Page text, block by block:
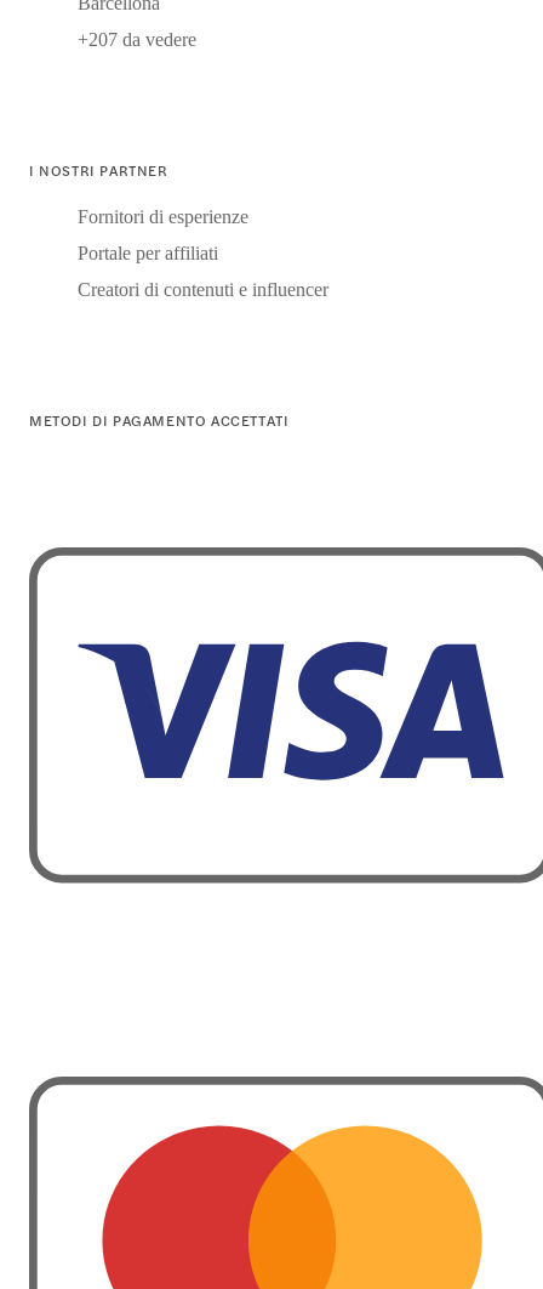
+207 da vedere
I NOSTRI PARTNER
Fornitori di esperienze
Portale per affiliati
Creatori di contenuti e influencer
METODI DI PAGAMENTO ACCETTATI